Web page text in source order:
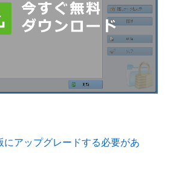
にアップグレードする必要があ